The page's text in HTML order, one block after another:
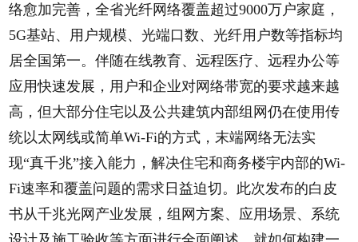
络愈加完善，全省光纤网络覆盖超过9000万户家庭，
5G基站、用户规模、光端口数、光纤用户数等指标均
居全国第一。伴随在线教育、远程医疗、远程办公等
应用快速发展，用户和企业对网络带宽的要求越来越
高，但大部分住宅以及公共建筑内部组网仍在使用传
统以太网线或简单Wi-Fi的方式，末端网络无法实
现“真千兆”接入能力，解决住宅和商务楼宇内部的Wi-
Fi速率和覆盖问题的需求日益迫切。此次发布的白皮
书从千兆光网产业发展，组网方案、应用场景、系统